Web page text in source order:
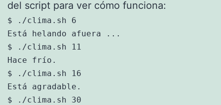
del script para ver cómo funciona:
$ ./clima.sh 6
Está helando afuera ...
$ ./clima.sh 11
Hace frío.
$ ./clima.sh 16
Está agradable.
$ ./clima.sh 30